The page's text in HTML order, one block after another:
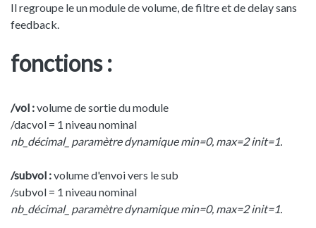
Il regroupe le un module de volume, de filtre et de delay sans
feedback.
fonctions :
/vol :volume de sortie du module
/dacvol = 1 niveau nominal
nb_décimal_ paramètre dynamique min=0, max=2 init=1.
/subvol :volume d'envoi vers le sub
/subvol = 1 niveau nominal
nb_décimal_ paramètre dynamique min=0, max=2 init=1.